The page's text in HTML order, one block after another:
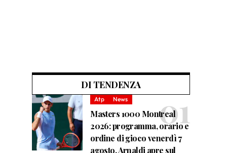
DI TENDENZA
Atp News
Masters 1000 Montreal
2026: programma, orario e
ordine di gioco venerdì 7
agosto. Arnaldi apre sul